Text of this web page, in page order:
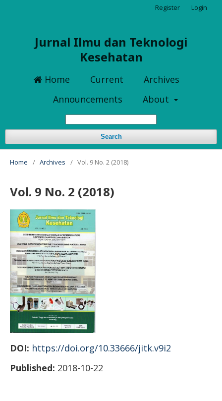
Jurnal Ilmu dan Teknologi
Kesehatan
Home Current
Archives
Announcements
About
Search
Register Login
Home / Archives / Vol. 9 No. 2 (2018)
Vol. 9 No. 2 (2018)
DOI: https://doi.org/10.33666/jitk.v9i2
Published: 2018-10-22